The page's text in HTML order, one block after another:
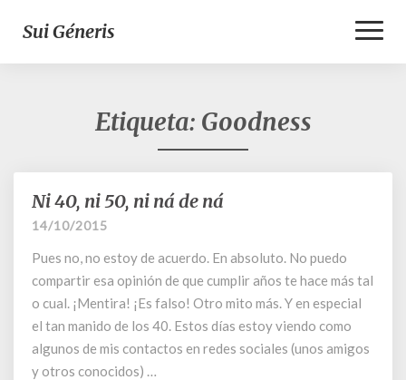
Sui Géneris
Etiqueta: Goodness
Ni
40,
50,
ni
ná
de
Ni 40, ni 50, ni ná de ná
14/10/2015
Pues no, no estoy de acuerdo. En absoluto. No puedo
compartir esa opinión de que cumplir años te hace más tal
o cual. ¡Mentira! ¡Es falso! Otro mito más. Y en especial
el tan manido de los 40. Estos días estoy viendo como
algunos de mis contactos en redes sociales (unos amigos
y otros conocidos) …